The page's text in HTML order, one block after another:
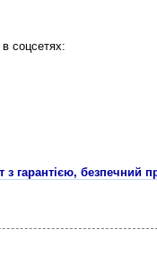
соцсетях:
з гарантією, безпечний